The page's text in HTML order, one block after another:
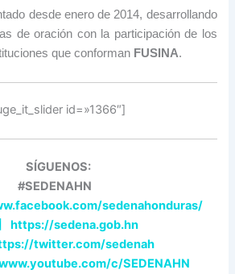
desde enero de 2014, desarrollando
de oración con la participación de los
que conforman FUSINA.
id=»1366″]
SÍGUENOS:
#SEDENAHN
sedenahonduras/
https://sedena.gob.hn
twitter.com/sedenah
c/SEDENAHN